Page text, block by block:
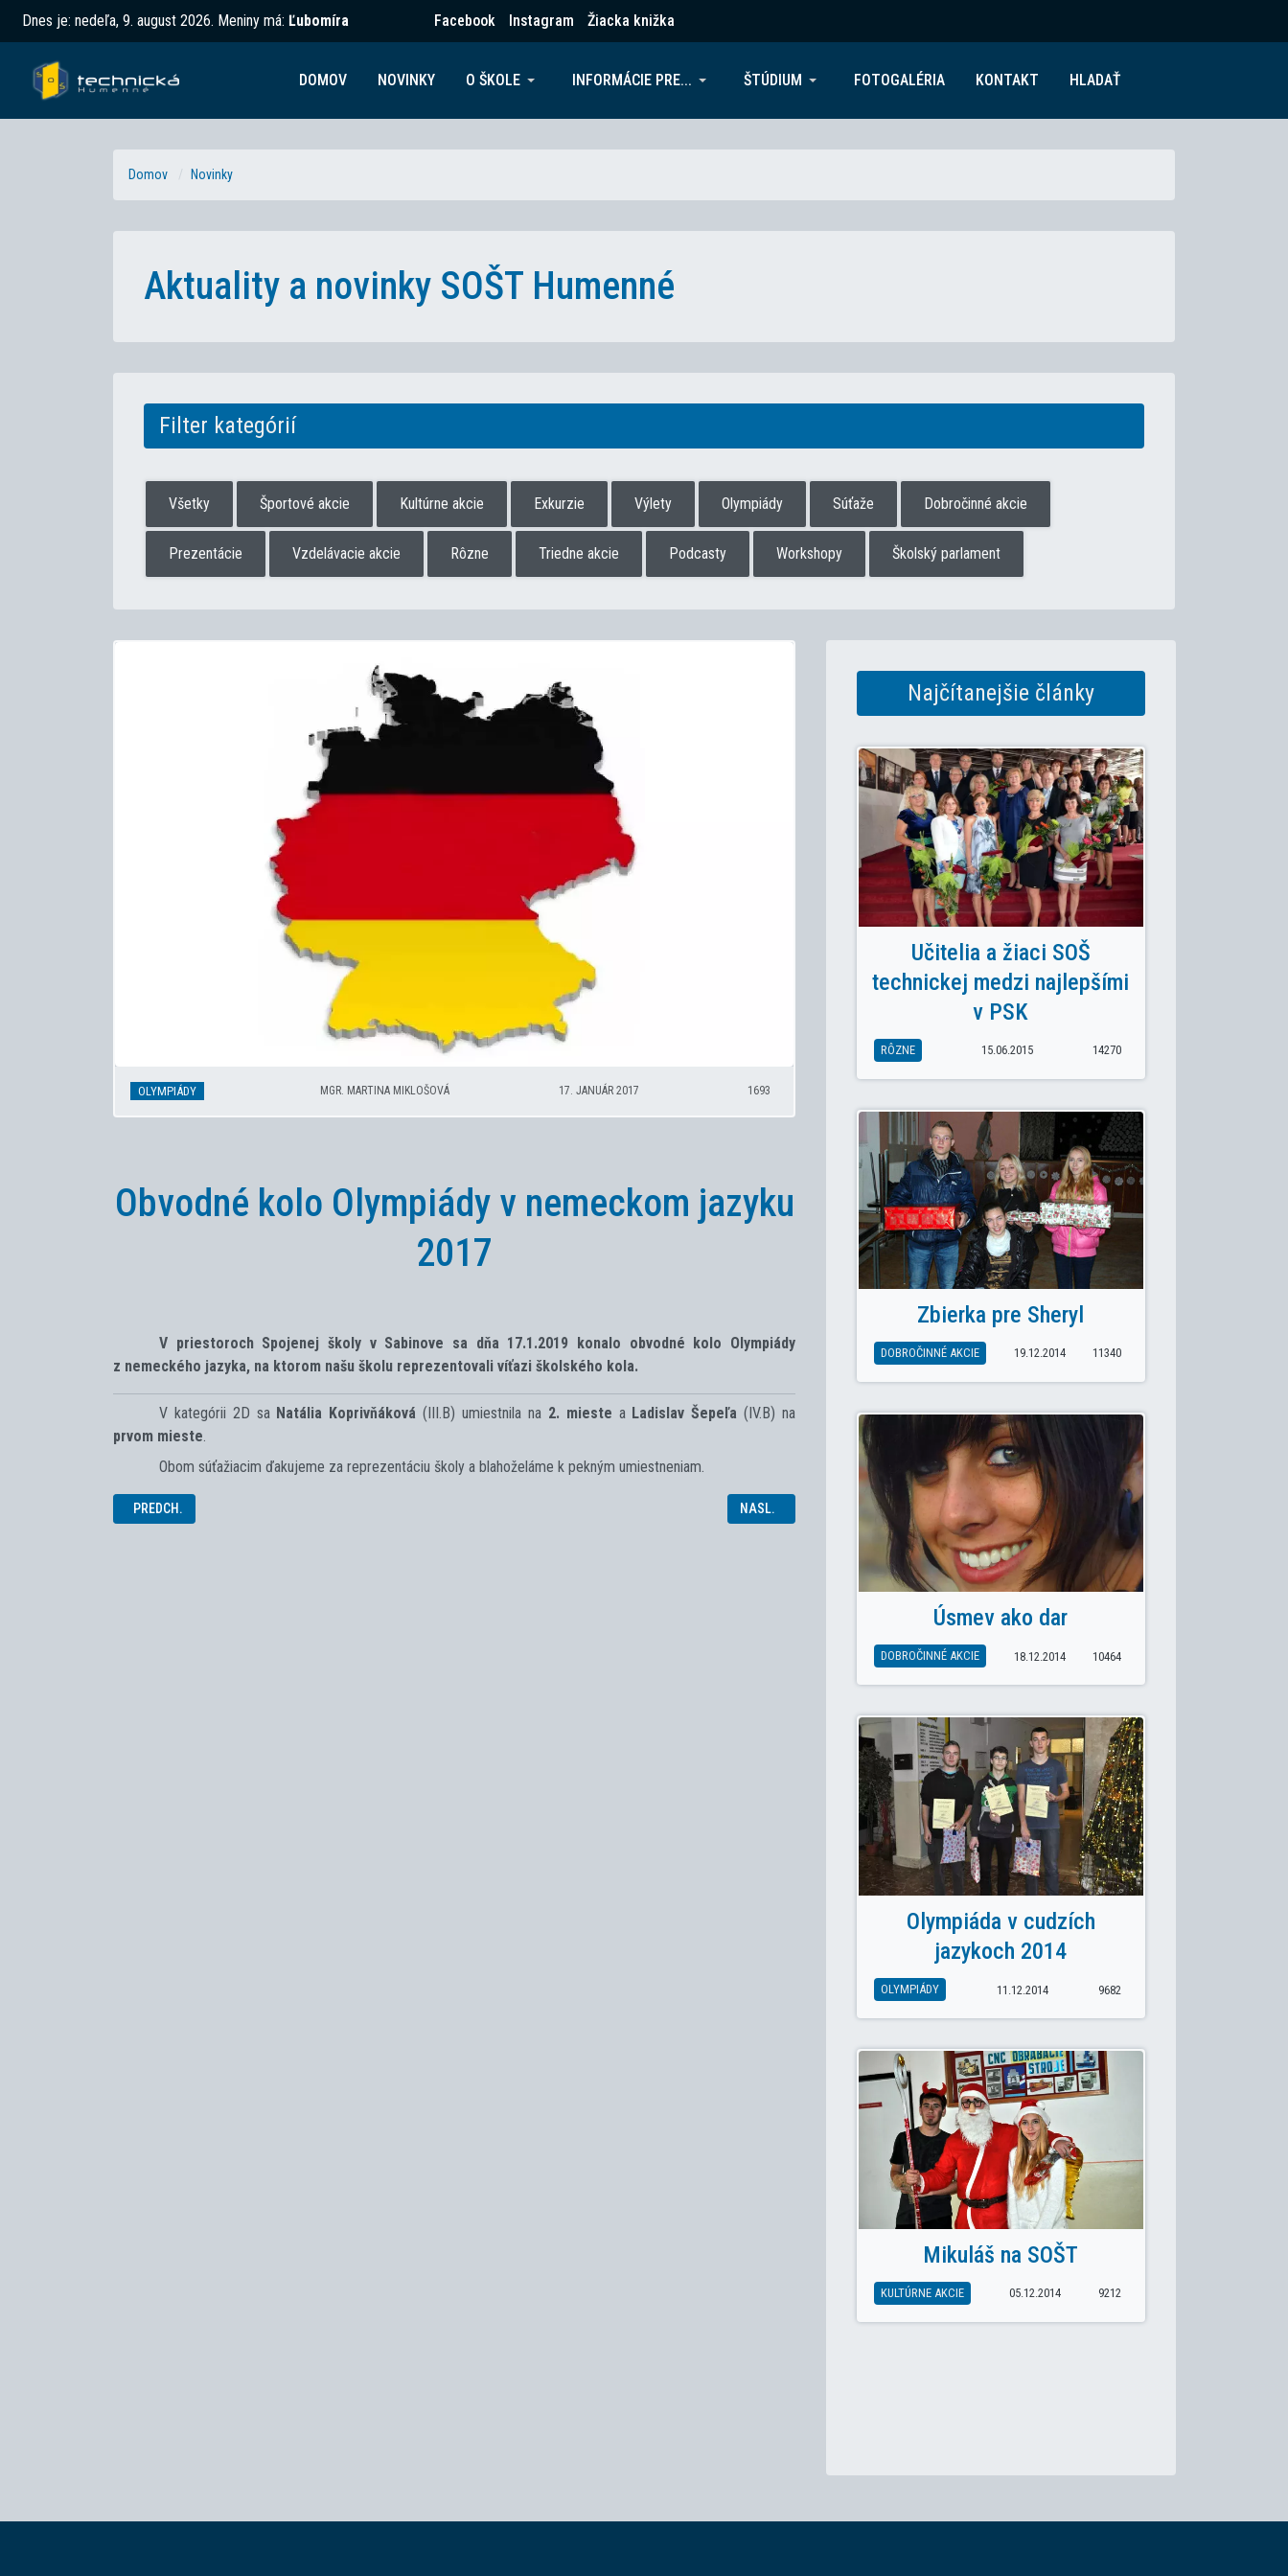
Dnes je: nedeľa, 9. august 2026. Meniny má: Ľubomíra Facebook Instagram Žiacka knižka
DOMOV NOVINKY O ŠKOLE INFORMÁCIE PRE... ŠTÚDIUM FOTOGALÉRIA KONTAKT HLADAŤ
Domov Novinky
Aktuality a novinky SOŠT Humenné
Filter kategórií
Všetky Športové akcie Kultúrne akcie Exkurzie Výlety Olympiády Súťaže Dobročinné akcie
Prezentácie Vzdelávacie akcie Rôzne Triedne akcie Podcasty Workshopy Školský parlament
OLYMPIÁDY MGR. MARTINA MIKLOŠOVÁ 17. JANUÁR 2017 1693
Obvodné kolo Olympiády v nemeckom jazyku
2017
V priestoroch Spojenej školy v Sabinove sa dňa 17.1.2019 konalo obvodné kolo Olympiády
z nemeckého jazyka, na ktorom našu školu reprezentovali víťazi školského kola.
V kategórii 2D sa Natália Koprivňáková (III.B) umiestnila na 2. mieste a Ladislav Šepeľa (IV.B) na
prvom mieste
Obom súťažiacim ďakujeme za reprezentáciu školy a blahoželáme k pekným umiestneniam.
PREDCHÁDZAJÚCI ČLÁNOK: OBVODNÉ KOLO OLYMPIÁDY CUDZÍCH JAZYKOV
PREDCH. NASLEDUJÚCI ČLÁNOK: OLYMPIÁDA V NEMECKOM A ANGLICKOM JAZYKU
NASL.
Najčítanejšie články
Učitelia a žiaci SOŠ
technickej medzi najlepšími
v PSK
RÔZNE 15.06.2015 14270
Zbierka pre Sheryl
DOBROČINNÉ AKCIE 19.12.2014 11340
Úsmev ako dar
DOBROČINNÉ AKCIE 18.12.2014 10464
Olympiáda v cudzích
jazykoch 2014
OLYMPIÁDY 11.12.2014 9682
Mikuláš na SOŠT
KULTÚRNE AKCIE 05.12.2014 9212